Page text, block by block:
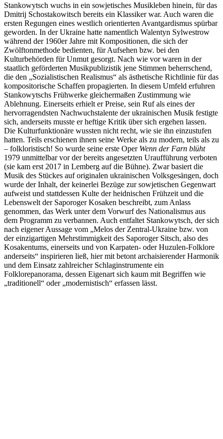
Stankowytsch wuchs in ein sowjetisches Musikleben hinein, für das
Dmitrij Schostakowitsch bereits ein Klassiker war. Auch waren die
ersten Regungen eines westlich orientierten Avantgardismus spürbar
geworden. In der Ukraine hatte namentlich Walentyn Sylwestrow
während der 1960er Jahre mit Kompositionen, die sich der
Zwölftonmethode bedienten, für Aufsehen bzw. bei den
Kulturbehörden für Unmut gesorgt. Nach wie vor waren in der
staatlich geförderten Musikpublizistik jene Stimmen beherrschend,
die den „Sozialistischen Realismus“ als ästhetische Richtlinie für das
kompositorische Schaffen propagierten. In diesem Umfeld erfuhren
Stankowytschs Frühwerke gleichermaßen Zustimmung wie
Ablehnung. Einerseits erhielt er Preise, sein Ruf als eines der
hervorragendsten Nachwuchstalente der ukrainischen Musik festigte
sich, anderseits musste er heftige Kritik über sich ergehen lassen.
Die Kulturfunktionäre wussten nicht recht, wie sie ihn einzustufen
hatten. Teils erschienen ihnen seine Werke als zu modern, teils als zu
– folkloristisch! So wurde seine erste Oper Wenn der Farn blüht
1979 unmittelbar vor der bereits angesetzten Uraufführung verboten
(sie kam erst 2017 in Lemberg auf die Bühne). Zwar basiert die
Musik des Stückes auf originalen ukrainischen Volksgesängen, doch
wurde der Inhalt, der keinerlei Bezüge zur sowjetischen Gegenwart
aufweist und stattdessen Kulte der heidnischen Frühzeit und die
Lebenswelt der Saporoger Kosaken beschreibt, zum Anlass
genommen, das Werk unter dem Vorwurf des Nationalismus aus
dem Programm zu verbannen. Auch entfaltet Stankowytsch, der sich
nach eigener Aussage vom „Melos der Zentral-Ukraine bzw. von
der einzigartigen Mehrstimmigkeit des Saporoger Sitsch, also des
Kosakentums, einerseits und von Karpaten- oder Huzulen-Folklore
anderseits“ inspirieren ließ, hier mit betont archaisierender Harmonik
und dem Einsatz zahlreicher Schlaginstrumente ein
Folklorepanorama, dessen Eigenart sich kaum mit Begriffen wie
„traditionell“ oder „modernistisch“ erfassen lässt.